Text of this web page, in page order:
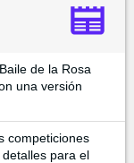
de la Rosa
una versión
competiciones
para el